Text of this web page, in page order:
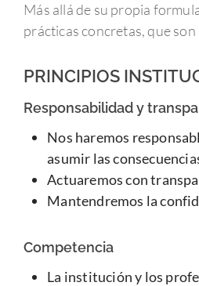
Más allá de su propia
prácticas concretas, que
PRINCIPIOS
Responsabilidad y
Nos haremos
asumir las
Actuaremos con
Mantendremos la
Competencia
La institución y los